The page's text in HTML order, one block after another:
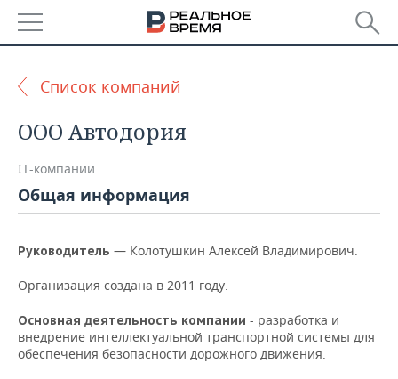
ТАТАРСТАН
УДМУРТИЯ
НОВОСТИ АНАЛИТИКИ
КОМУ ПРИНАДЛЕЖАТ
ТОРГОВЫЕ ЦЕНТРЫ
ЭКОНОМИКА
БЮДЖЕТ
ПРОМЫШЛЕННОСТИ
АГРОПРОМ
МАШИНОСТРОЕНИЕ
НОВОСТИ АВТО
БИЗНЕС
Список компаний
ООО Автодория
IT-компании
Общая информация
Руководитель — Колотушкин Алексей Владимирович.
Организация создана в 2011 году.
Основная деятельность компании - разработка и
внедрение интеллектуальной транспортной системы для
обеспечения безопасности дорожного движения.